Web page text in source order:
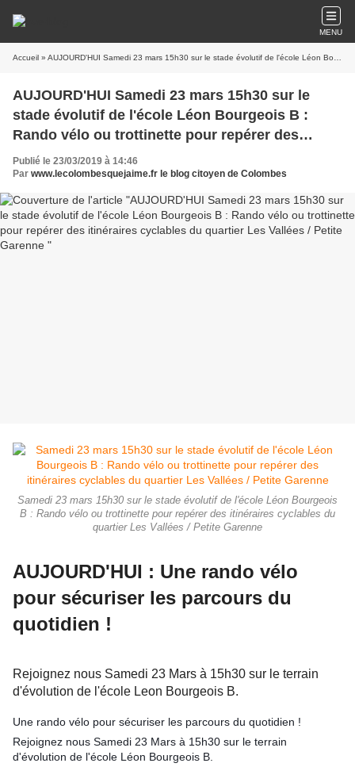
MENU
Accueil » AUJOURD'HUI Samedi 23 mars 15h30 sur le stade évolutif de l'école Léon Bourgeois B : Rando vélo ou trottinette pour repérer des itinéraires cyclables du quartier Les Vallées / Petite Garenne
AUJOURD'HUI Samedi 23 mars 15h30 sur le
stade évolutif de l'école Léon Bourgeois B :
Rando vélo ou trottinette pour repérer des
itinéraires cyclables du quartier Les Vallées /
Petite Garenne
Publié le 23/03/2019 à 14:46
Par www.lecolombesquejaime.fr le blog citoyen de Colombes
Samedi 23 mars 15h30 sur le stade évolutif de l'école Léon Bourgeois
B : Rando vélo ou trottinette pour repérer des itinéraires cyclables du
quartier Les Vallées / Petite Garenne
AUJOURD'HUI : Une rando vélo
pour sécuriser les parcours du
quotidien !
Rejoignez nous Samedi 23 Mars à 15h30 sur le terrain
d'évolution de l'école Leon Bourgeois B.
Une rando vélo pour sécuriser les parcours du quotidien !
Rejoignez nous Samedi 23 Mars à 15h30 sur le terrain
d'évolution de l'école Léon Bourgeois B.